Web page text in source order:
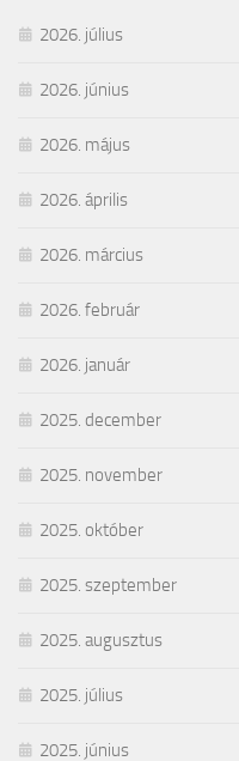
2026. július
2026. június
2026. május
2026. április
2026. március
2026. február
2026. január
2025. december
2025. november
2025. október
2025. szeptember
2025. augusztus
2025. július
2025. június